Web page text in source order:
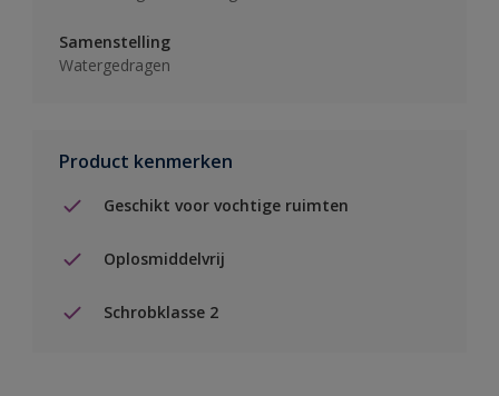
Samenstelling
Watergedragen
Product kenmerken
Geschikt voor vochtige ruimten
Oplosmiddelvrij
Schrobklasse 2